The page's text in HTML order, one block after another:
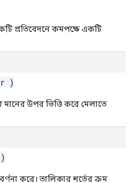
প্রতিবেদনে কমপক্ষে একটি
)
মানের উপর ভিত্তি করে মেলাতে
)
করে। তালিকার শর্তের ক্রম